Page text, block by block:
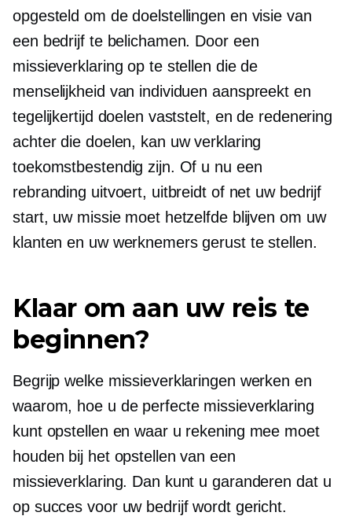
opgesteld om de doelstellingen en visie van
een bedrijf te belichamen. Door een
missieverklaring op te stellen die de
menselijkheid van individuen aanspreekt en
tegelijkertijd doelen vaststelt, en de redenering
achter die doelen, kan uw verklaring
toekomstbestendig zijn. Of u nu een
rebranding uitvoert, uitbreidt of net uw bedrijf
start, uw missie moet hetzelfde blijven om uw
klanten en uw werknemers gerust te stellen.
Klaar om aan uw reis te
beginnen?
Begrijp welke missieverklaringen werken en
waarom, hoe u de perfecte missieverklaring
kunt opstellen en waar u rekening mee moet
houden bij het opstellen van een
missieverklaring. Dan kunt u garanderen dat u
op succes voor uw bedrijf wordt gericht.